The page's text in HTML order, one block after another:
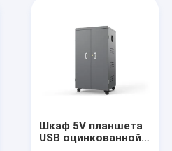
Шкаф 5V планшета
USB оцинкованной